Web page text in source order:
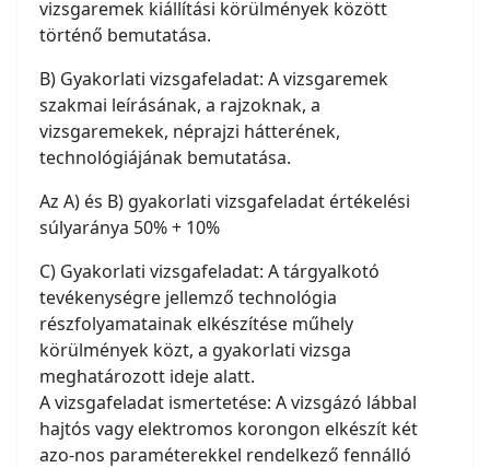
vizsgaremek kiállítási körülmények között
történő bemutatása.
B) Gyakorlati vizsgafeladat: A vizsgaremek
szakmai leírásának, a rajzoknak, a
vizsgaremekek, néprajzi hátterének,
technológiájának bemutatása.
Az A) és B) gyakorlati vizsgafeladat értékelési
súlyaránya 50% + 10%
C) Gyakorlati vizsgafeladat: A tárgyalkotó
tevékenységre jellemző technológia
részfolyamatainak elkészítése műhely
körülmények közt, a gyakorlati vizsga
meghatározott ideje alatt.
A vizsgafeladat ismertetése: A vizsgázó lábbal
hajtós vagy elektromos korongon elkészít két
azo-nos paraméterekkel rendelkező fennálló